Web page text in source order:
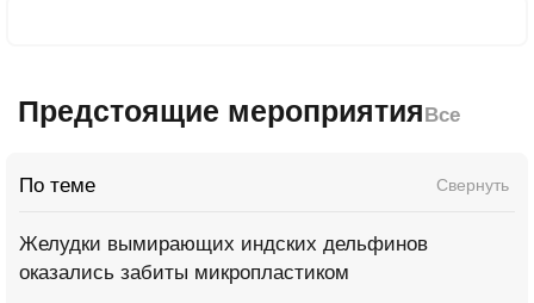
Предстоящие мероприятияВсе
По теме Свернуть
Желудки вымирающих индских дельфинов
оказались забиты микропластиком